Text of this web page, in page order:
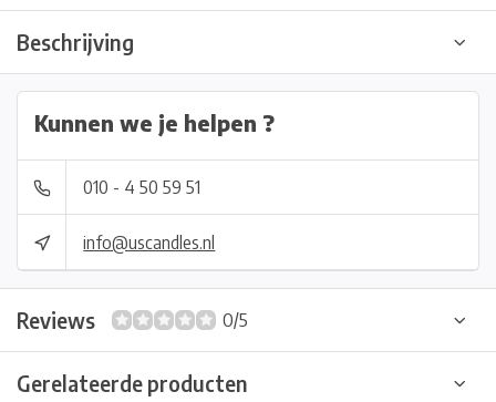
Beschrijving
Kunnen we je helpen ?
010 - 4 50 59 51
info@uscandles.nl
Reviews 0/5
Gerelateerde producten